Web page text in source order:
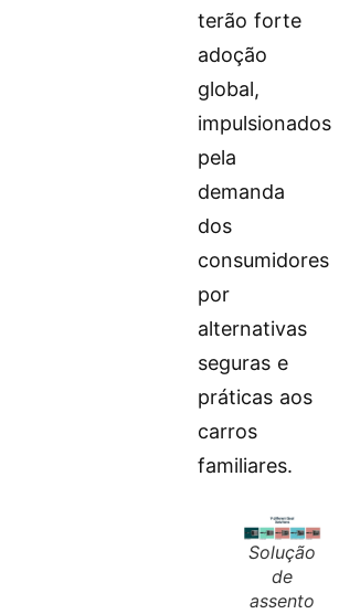
terão forte
adoção
global,
impulsionados
pela
demanda
dos
consumidores
por
alternativas
seguras e
práticas aos
carros
familiares.
Solução
de
assento